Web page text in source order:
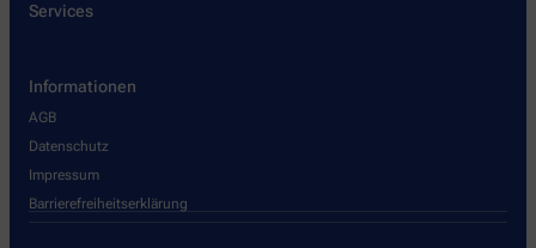
Services
Informationen
AGB
Datenschutz
Impressum
Barrierefreiheitserklärung